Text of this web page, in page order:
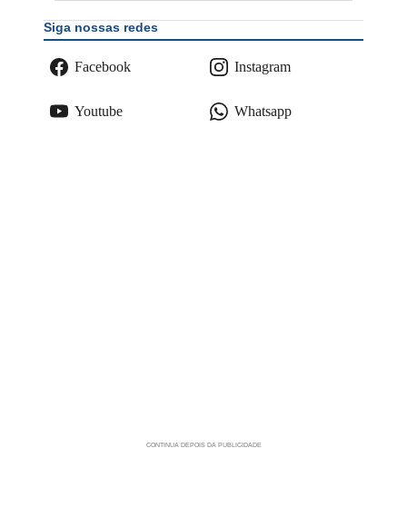
Siga nossas redes
Facebook Instagram
Youtube Whatsapp